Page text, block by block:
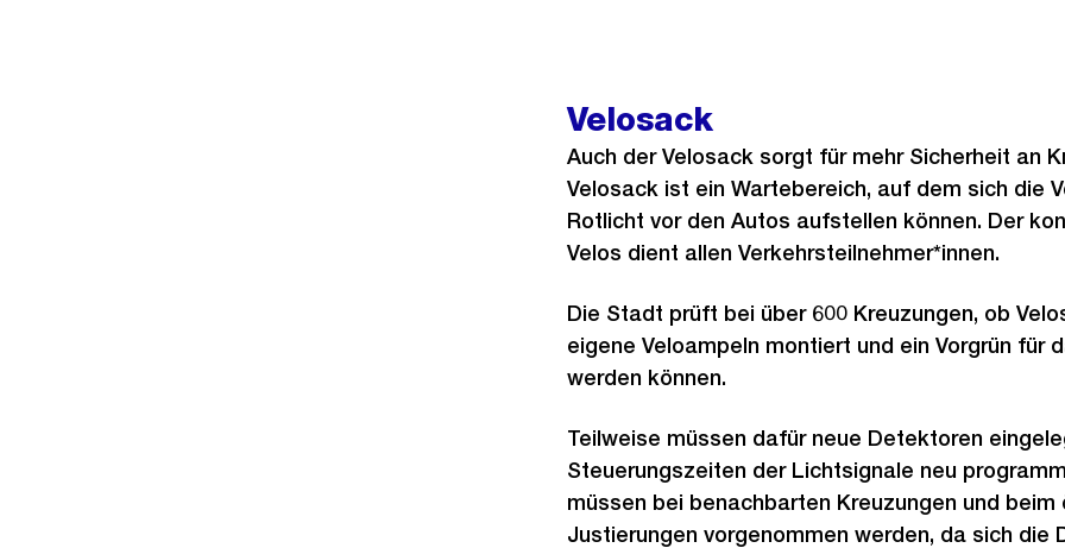
Velosack
Auch der Velosack sorgt für mehr Sicherheit an
Velosack ist ein Wartebereich, auf dem sich die
Rotlicht vor den Autos aufstellen können. Der
Velos dient allen Verkehrsteilnehmer*innen.
Die Stadt prüft bei über 600 Kreuzungen, ob
eigene Veloampeln montiert und ein Vorgrün für
werden können.
Teilweise müssen dafür neue Detektoren
Steuerungszeiten der Lichtsignale neu
müssen bei benachbarten Kreuzungen und
Justierungen vorgenommen werden, da sich die